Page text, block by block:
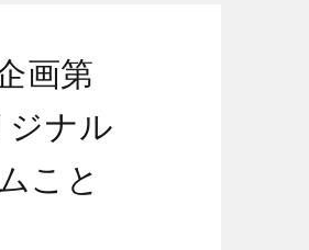
画第
ジナル
こと